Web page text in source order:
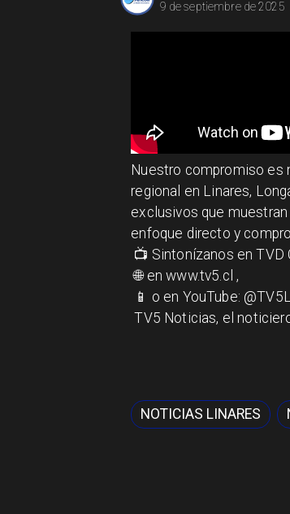
9 de septiembre de 2025
​​​​Nuestro compromiso es
regional en Linares,
exclusivos que
enfoque directo y
📺 Sintonízanos en TVD
🌐 en www.tv5.cl ,
📱 o en YouTube:
TV5 Noticias, el
NOTICIAS LINARES